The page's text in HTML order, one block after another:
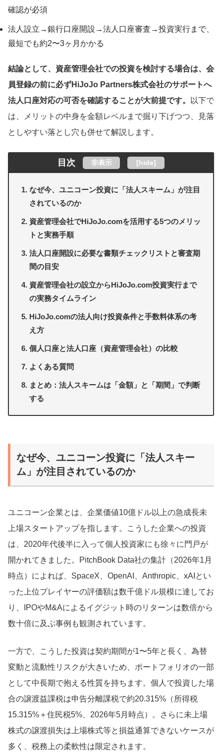
確認が必須
法人設立→銀行口座開設→法人口座審査→投資実行まで、
最短でも約2〜3ヶ月かかる
結論として、資産管理会社での投資を検討する場合は、会
員登録の前に必ずHiJoJo Partners株式会社のサポートへ
法人口座対応の可否を確認することが大前提です。
以下で
は、メリットの中身を金額レベルまで掘り下げつつ、見落
としやすい落とし穴も併せて解説します。
目次 非表示 [hide]
なぜ今、ユニコーン投資に「法人スキーム」が注目
されているのか
資産管理会社でHiJoJo.comを活用する5つのメリッ
トと実務手順
法人口座開設に必要な書類チェックリストと審査期
間の目安
資産管理会社の設立からHiJoJo.com投資実行まで
の実務タイムライン
HiJoJo.comの法人向け投資条件と手数料体系の考
え方
個人口座と法人口座（資産管理会社）の比較
よくある質問
まとめ：法人スキームは「金額」と「期間」で判断
する
なぜ今、ユニコーン投資に「法人スキー
ム」が注目されているのか
ユニコーン企業とは、企業価値10億ドル以上の急成長未
上場スタートアップを指します。こうした企業への投資
は、2020年代後半に入って個人投資家にも徐々に門戸が
開かれてきました。PitchBook Data社の集計（2026年1月
時点）によれば、SpaceX、OpenAI、Anthropic、xAIとい
った上位プレイヤーの評価額は数千億ドル規模に達してお
り、IPOやM&Aによるイグジット時のリターンは数倍から
数十倍に及ぶ事例も観測されています。
一方で、こうした投資は契約期間が1〜5年と長く、為替
変動と流動性リスクが大きいため、ポートフォリオの一部
として中長期で抱える性質を持ちます。個人で投資した場
合の譲渡益課税は申告分離課税で約20.315%（所得税
15.315%＋住民税5%、2026年5月時点）。さらに未上場
株式の譲渡損失は上場株式等と損益通算できないケースが
多く、税務上の柔軟性は限定されます。